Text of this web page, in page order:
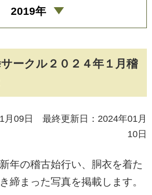
ークル２０２４年１月稽
月09日 最終更新日：2024年01月
10日
年の稽古始行い、胴衣を着た
締まった写真を掲載します。
2019年